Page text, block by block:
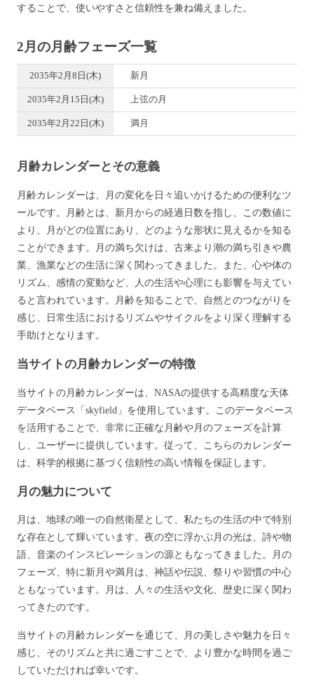
することで、使いやすさと信頼性を兼ね備えました。
2月の月齢フェーズ一覧
2035年2月8日(木) 新月
2035年2月15日(木) 上弦の月
2035年2月22日(木) 満月
月齢カレンダーとその意義
月齢カレンダーは、月の変化を日々追いかけるための便利なツ
ールです。月齢とは、新月からの経過日数を指し、この数値に
より、月がどの位置にあり、どのような形状に見えるかを知る
ことができます。月の満ち欠けは、古来より潮の満ち引きや農
業、漁業などの生活に深く関わってきました。また、心や体の
リズム、感情の変動など、人の生活や心理にも影響を与えてい
ると言われています。月齢を知ることで、自然とのつながりを
感じ、日常生活におけるリズムやサイクルをより深く理解する
手助けとなります。
当サイトの月齢カレンダーの特徴
当サイトの月齢カレンダーは、NASAの提供する高精度な天体
データベース「skyfield」を使用しています。このデータベース
を活用することで、非常に正確な月齢や月のフェーズを計算
し、ユーザーに提供しています。従って、こちらのカレンダー
は、科学的根拠に基づく信頼性の高い情報を保証します。
月の魅力について
月は、地球の唯一の自然衛星として、私たちの生活の中で特別
な存在として輝いています。夜の空に浮かぶ月の光は、詩や物
語、音楽のインスピレーションの源ともなってきました。月の
フェーズ、特に新月や満月は、神話や伝説、祭りや習慣の中心
ともなっています。月は、人々の生活や文化、歴史に深く関わ
ってきたのです。
当サイトの月齢カレンダーを通じて、月の美しさや魅力を日々
感じ、そのリズムと共に過ごすことで、より豊かな時間を過ご
していただければ幸いです。